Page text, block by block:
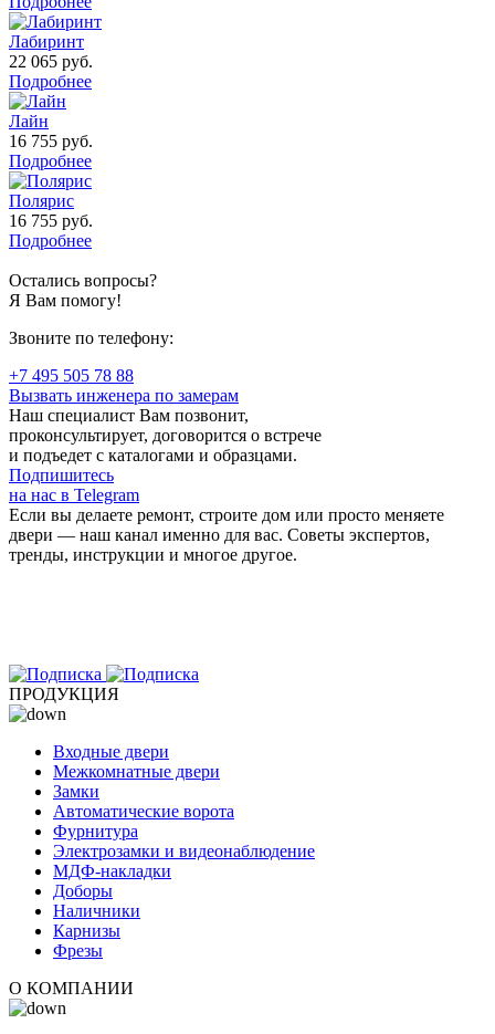
Лабиринт
22 065 руб.
Подробнее
Лайн
16 755 руб.
Подробнее
Полярис
16 755 руб.
Подробнее
Остались вопросы?
Я Вам помогу!
Звоните по телефону:
+7 495 505 78 88
Вызвать инженера по замерам
Наш специалист Вам позвонит,
проконсультирует, договорится о встрече
и подъедет с каталогами и образцами.
Подпишитесь
на нас в Telegram
Если вы делаете ремонт, строите дом или просто меняете
двери — наш канал именно для вас. Советы экспертов,
тренды, инструкции и многое другое.
ПРОДУКЦИЯ
Входные двери
Межкомнатные двери
Замки
Автоматические ворота
Фурнитура
Электрозамки и видеонаблюдение
МДФ-накладки
Доборы
Наличники
Карнизы
Фрезы
О КОМПАНИИ